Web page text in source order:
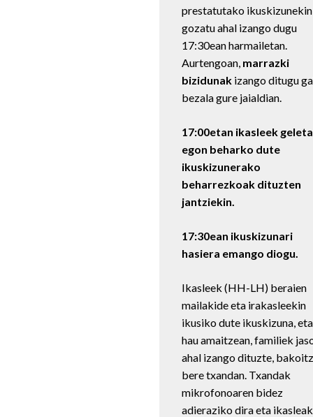
prestatutako ikuskizunekin
gozatu ahal izango dugu
17:30ean harmailetan.
Aurtengoan, marrazki
bizidunak izango ditugu
bezala gure jaialdian.
17:00etan ikasleek
egon beharko dute
ikuskizunerako
beharrezkoak dituzten
jantziekin.
17:30ean ikuskizunari
hasiera emango diogu.
Ikasleek (HH-LH) beraien
mailakide eta irakasleekin
ikusiko dute ikuskizuna, eta
hau amaitzean, familiek
ahal izango dituzte,
bere txandan. Txandak
mikrofonoaren bidez
adieraziko dira eta ikasleak